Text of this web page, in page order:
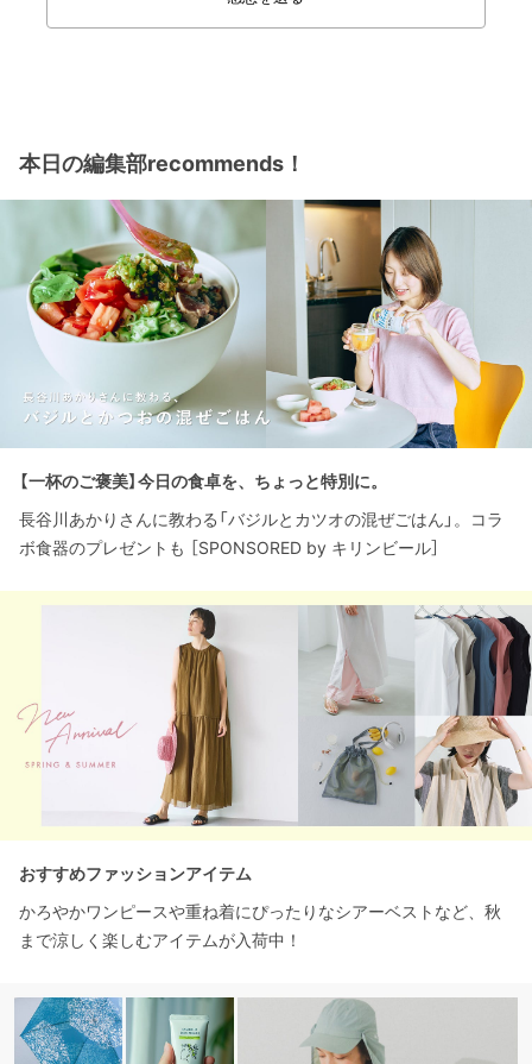
本日の編集部recommends！
【一杯のご褒美】今日の食卓を、ちょっと特別に。
長谷川あかりさんに教わる「バジルとカツオの混ぜごはん」。コラ
ボ食器のプレゼントも ［SPONSORED by キリンビール］
おすすめファッションアイテム
かろやかワンピースや重ね着にぴったりなシアーベストなど、秋
まで涼しく楽しむアイテムが入荷中！